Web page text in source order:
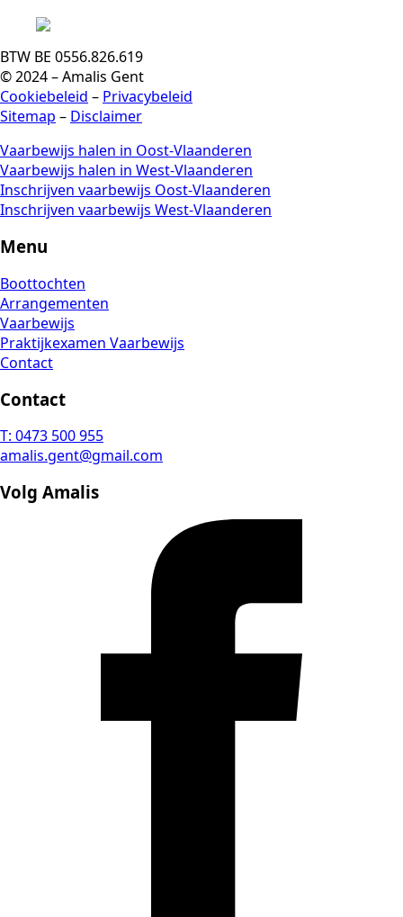
BTW BE 0556.826.619
© 2024 – Amalis Gent
Cookiebeleid – Privacybeleid
Sitemap – Disclaimer
Vaarbewijs halen in Oost-Vlaanderen
Vaarbewijs halen in West-Vlaanderen
Inschrijven vaarbewijs Oost-Vlaanderen
Inschrijven vaarbewijs West-Vlaanderen
Menu
Boottochten
Arrangementen
Vaarbewijs
Praktijkexamen Vaarbewijs
Contact
Contact
T: 0473 500 955
amalis.gent@gmail.com
Volg Amalis